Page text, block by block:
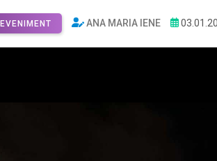
EVENIMENT ANA MARIA IENE